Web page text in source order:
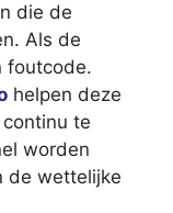
die de
Als de
foutcode.
helpen deze
te
worden
de wettelijke